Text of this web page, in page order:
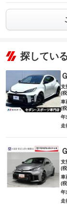
探してい
支
(
車
(
年
走
支
(
車
(
年
走